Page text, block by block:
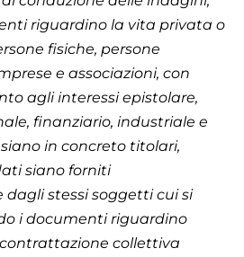
riguardino la vita privata o
fisiche, persone
e associazioni, con
agli interessi epistolare,
finanziario, industriale e
in concreto titolari,
siano forniti
stessi soggetti cui si
i documenti riguardino
collettiva